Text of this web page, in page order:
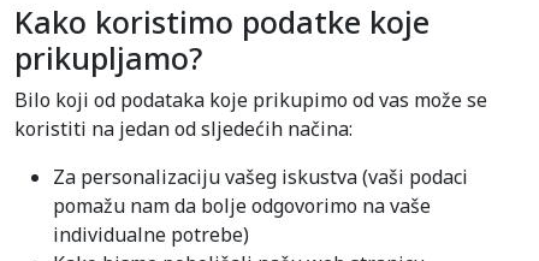
Kako koristimo podatke koje
prikupljamo?
Bilo koji od podataka koje prikupimo od vas može se
koristiti na jedan od sljedećih načina:
Za personalizaciju vašeg iskustva (vaši podaci
pomažu nam da bolje odgovorimo na vaše
individualne potrebe)